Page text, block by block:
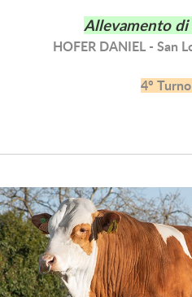
Allevamento di
HOFER DANIEL - San
4°